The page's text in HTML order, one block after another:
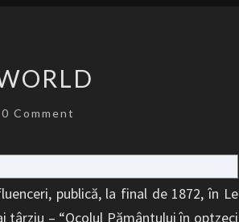
Comments
0 Comment
publică, la final de 1872, în Le
târziu – “Ocolul Pământului în optzeci